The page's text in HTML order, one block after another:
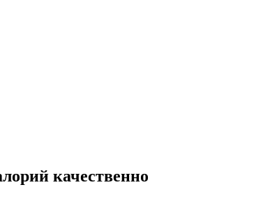
качественно